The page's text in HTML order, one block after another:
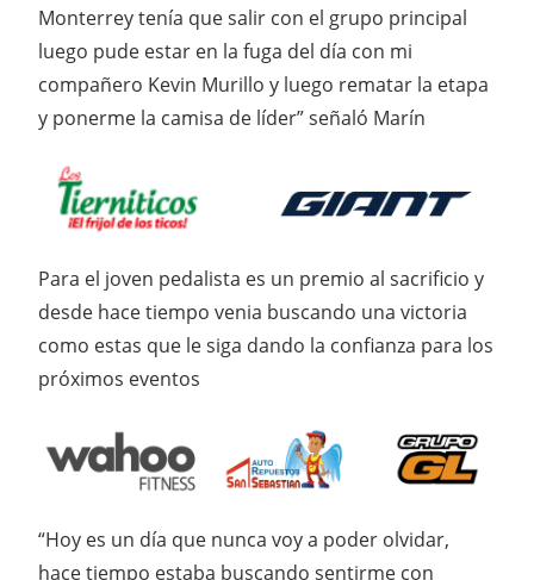
Monterrey tenía que salir con el grupo principal
luego pude estar en la fuga del día con mi
compañero Kevin Murillo y luego rematar la etapa
y ponerme la camisa de líder” señaló Marín
Para el joven pedalista es un premio al sacrificio y
desde hace tiempo venia buscando una victoria
como estas que le siga dando la confianza para los
próximos eventos
“Hoy es un día que nunca voy a poder olvidar,
hace tiempo estaba buscando sentirme con